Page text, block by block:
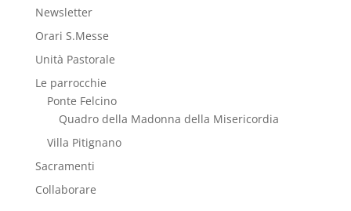
Newsletter
Orari S.Messe
Unità Pastorale
Le parrocchie
Ponte Felcino
Quadro della Madonna della Misericordia
Villa Pitignano
Sacramenti
Collaborare